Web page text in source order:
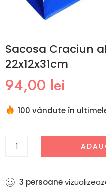
Sacosa Craciun
22x12x31cm
94,00 lei
100 vândute în
3 persoane